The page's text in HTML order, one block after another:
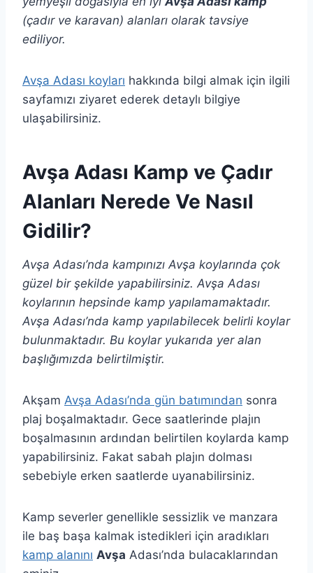
(çadır ve karavan) alanları olarak tavsiye
ediliyor.
Avşa Adası koyları hakkında bilgi almak için ilgili
sayfamızı ziyaret ederek detaylı bilgiye
ulaşabilirsiniz.
Avşa Adası Kamp ve Çadır
Alanları Nerede Ve Nasıl
Gidilir?
Avşa Adası’nda kampınızı Avşa koylarında çok
güzel bir şekilde yapabilirsiniz. Avşa Adası
koylarının hepsinde kamp yapılamamaktadır.
Avşa Adası’nda kamp yapılabilecek belirli koylar
bulunmaktadır. Bu koylar yukarıda yer alan
başlığımızda belirtilmiştir.
Akşam Avşa Adası’nda gün batımından sonra
plaj boşalmaktadır. Gece saatlerinde plajın
boşalmasının ardından belirtilen koylarda kamp
yapabilirsiniz. Fakat sabah plajın dolması
sebebiyle erken saatlerde uyanabilirsiniz.
Kamp severler genellikle sessizlik ve manzara
ile baş başa kalmak istedikleri için aradıkları
kamp alanını Avşa Adası’nda bulacaklarından